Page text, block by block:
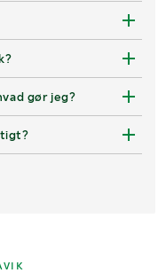
gør jeg?